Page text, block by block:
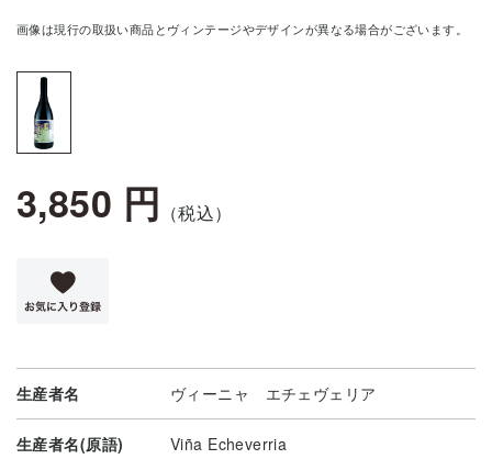
画像は現行の取扱い商品とヴィンテージやデザインが異なる場合がございます。
3,850 円 （税込）
生産者名 ヴィーニャ エチェヴェリア
生産者名(原語) Viña Echeverria